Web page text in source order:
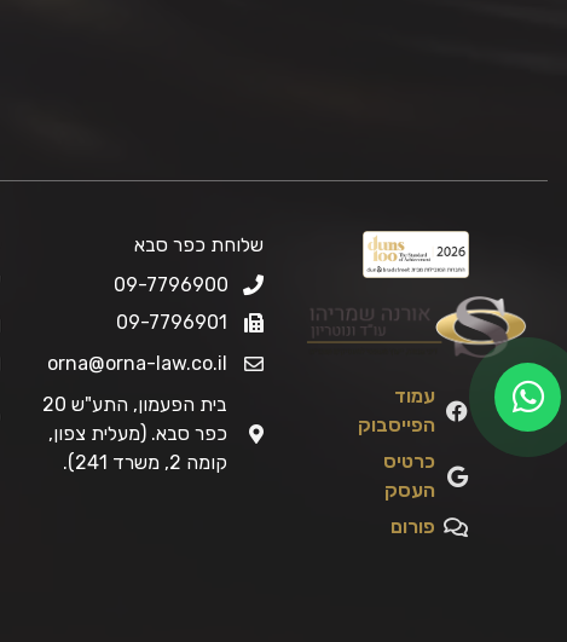
עמוד
הפייסבוק
כרטיס
העסק
פורום
שלוחת כפר סבא
09-7796900
09-7796901
orna@orna-law.co.il
בית הפעמון, התע"ש 20
כפר סבא. (מעלית צפון,
קומה 2, משרד 241).